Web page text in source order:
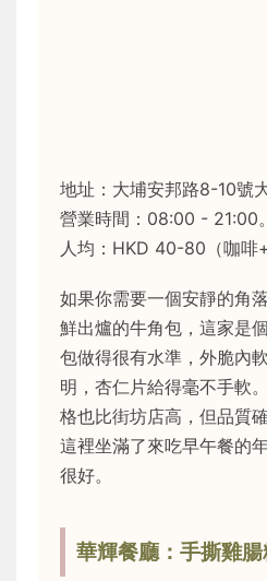
地址：大埔安邦路8-10號
營業時間：08:00 - 21:00。
人均：HKD 40-80（咖啡+
如果你需要一個安靜的角
鮮出爐的牛角包，這家是
包做得很有水準，外脆內
明，杏仁片給得毫不手軟
格也比街坊店高，但品質
這裡坐滿了來吃早午餐的
很好。
華輝餐廳：手撕雞